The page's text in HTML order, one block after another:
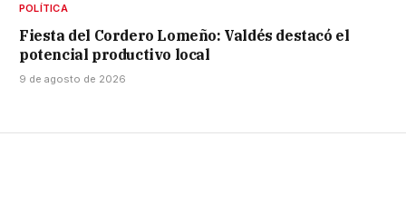
POLÍTICA
Fiesta del Cordero Lomeño: Valdés destacó el
potencial productivo local
9 de agosto de 2026